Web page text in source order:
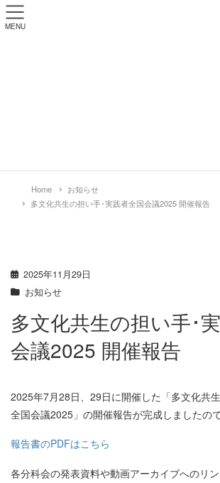
Home
お知らせ
多文化共生の担い手･実践者全国会議2025 開催報告
2025年11月29日
お知らせ
多文化共生の担い手･
会議2025 開催報告
2025年7月28日、29日に開催した「多文化共
全国会議2025」の開催報告が完成しましたの
報告書のPDFはこちら
各分科会の発表資料や動画アーカイブへのリ
MENU